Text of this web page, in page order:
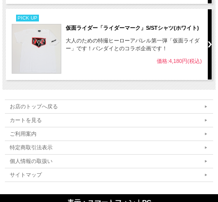
PICK UP
仮面ライダー「ライダーマーク」S/STシャツ(ホワイト)
大人のための特撮ヒーローアパレル第一弾「仮面ライダ
ー」です！バンダイとのコラボ企画です！
価格:4,180円(税込)
お店のトップへ戻る
カートを見る
ご利用案内
特定商取引法表示
個人情報の取扱い
サイトマップ